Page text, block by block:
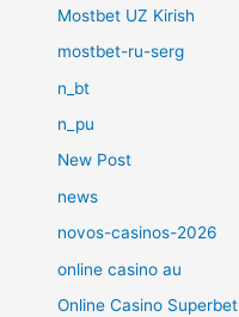
Mostbet UZ Kirish
mostbet-ru-serg
n_bt
n_pu
New Post
news
novos-casinos-2026
online casino au
Online Casino Superbet